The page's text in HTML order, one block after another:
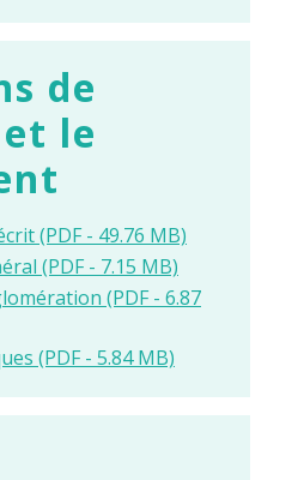
de
le
(PDF - 49.76 MB)
(PDF - 7.15 MB)
(PDF - 6.87
(PDF - 5.84 MB)